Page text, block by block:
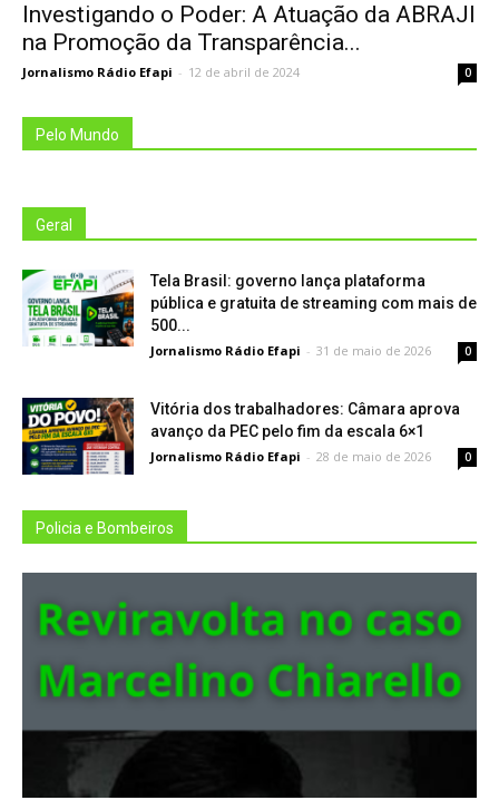
Investigando o Poder: A Atuação da ABRAJI
na Promoção da Transparência...
Jornalismo Rádio Efapi - 12 de abril de 2024 0
Pelo Mundo
Geral
Tela Brasil: governo lança plataforma
pública e gratuita de streaming com mais de
500...
Jornalismo Rádio Efapi - 31 de maio de 2026 0
Vitória dos trabalhadores: Câmara aprova
avanço da PEC pelo fim da escala 6×1
Jornalismo Rádio Efapi - 28 de maio de 2026 0
Policia e Bombeiros